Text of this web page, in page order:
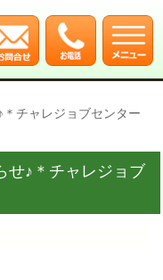
チャレジョブセンター
せ♪＊チャレジョブ